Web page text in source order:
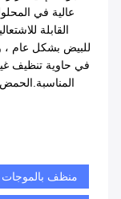
عالية في
القابلة
للبيض بشكل عام ،
في حاوية تنظيف
منظف ​​بالموجات فوق